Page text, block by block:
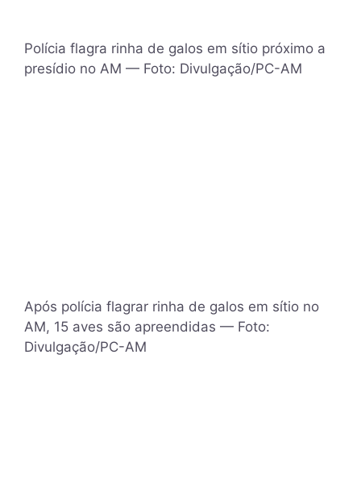
Polícia flagra rinha de galos em sítio próximo a
presídio no AM — Foto: Divulgação/PC-AM
Após polícia flagrar rinha de galos em sítio no
AM, 15 aves são apreendidas — Foto:
Divulgação/PC-AM